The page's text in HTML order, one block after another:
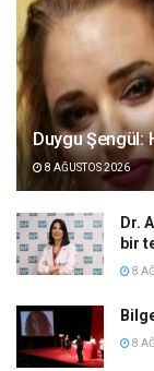
Duygu Şengül:
8 AĞUSTOS 2026
Dr.
bir
8
8